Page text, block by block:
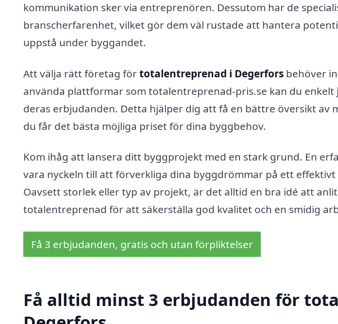
kommunikation sker via entreprenören. Dessutom har de
branscherfarenhet, vilket gör dem väl rustade att hantera
uppstå under byggandet.
Att välja rätt företag förtotalentreprenad i Degerfors behöver
använda plattformar som totalentreprenad-pris.se kan du
deras erbjudanden. Detta hjälper dig att få en bättre översikt av
du får det bästa möjliga priset för dina byggbehov.
Kom ihåg att lansera ditt byggprojekt med en stark grund. En
vara nyckeln till att förverkliga dina byggdrömmar på ett
Oavsett storlek eller typ av projekt, är det alltid en bra idé att
totalentreprenad för att säkerställa god kvalitet och en smidig
Få 3 erbjudanden, gratis och utan förpliktelser
Få alltid minst 3 erbjudanden för